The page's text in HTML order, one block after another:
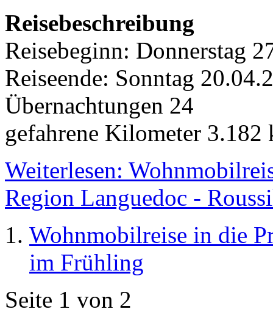
Reisebeschreibung
Reisebeginn: Donnerstag
Reiseende: Sonntag
Übernachtungen 24
gefahrene Kilometer 3.182
Weiterlesen:
Region Languedoc -
Wohnmobilreise in die
im Frühling
Seite 1 von 2